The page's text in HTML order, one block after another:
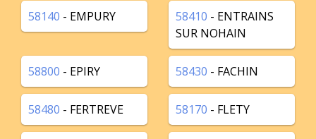
58140 - EMPURY 58410 - ENTRAINS
SUR NOHAIN
58800 - EPIRY 58430 - FACHIN
58480 - FERTREVE 58170 - FLETY